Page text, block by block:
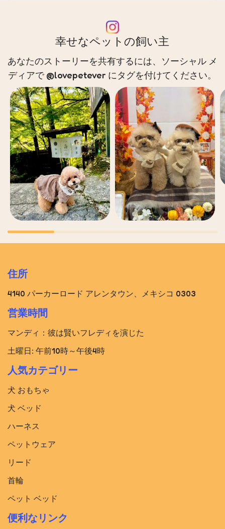
幸せなペットの飼い主
あなたのストーリーを共有するには、ソーシャル メ
ディアで @lovepetever にタグを付けてください。
住所
4140 パーカーロード アレンタウン、メキシコ 0303
営業時間
マンディ：彼は賢いフレディを演じた
土曜日: 午前10時～午後4時
人気カテゴリー
犬 おもちゃ
犬 ベッド​
ハーネス
ペットウェア
リード
首輪
ペット ベッド
便利なリンク